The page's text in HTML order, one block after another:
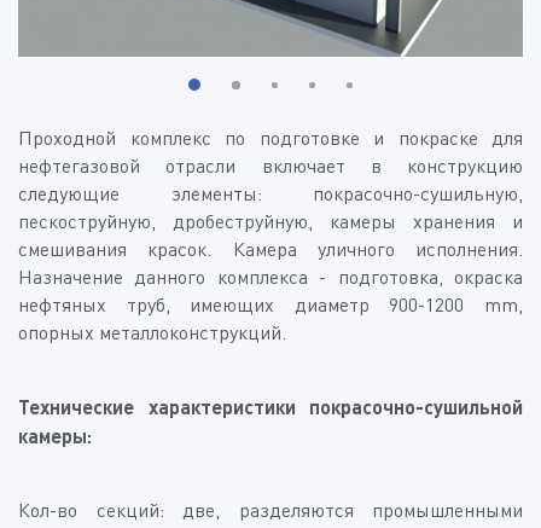
Проходной комплекс по подготовке и покраске для
нефтегазовой отрасли включает в конструкцию
следующие элементы: покрасочно-сушильную,
пескоструйную, дробеструйную, камеры хранения и
смешивания красок. Камера уличного исполнения.
Назначение данного комплекса - подготовка, окраска
нефтяных труб, имеющих диаметр 900-1200 mm,
опорных металлоконструкций.
Технические характеристики покрасочно-сушильной
камеры:
Кол-во секций: две, разделяются промышленными